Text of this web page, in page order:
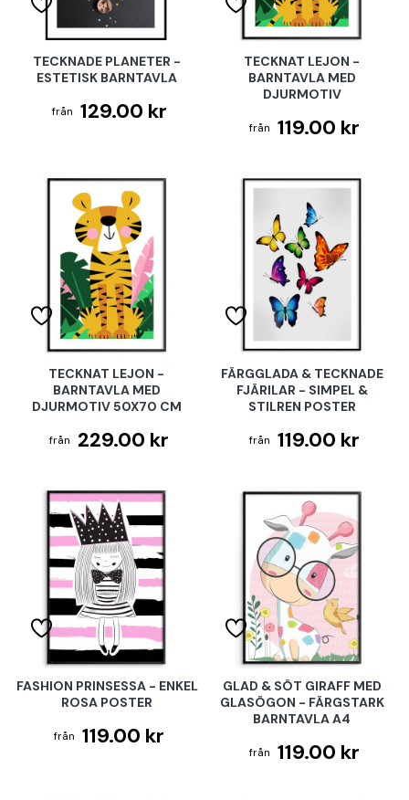
TECKNADE PLANETER -
ESTETISK BARNTAVLA
129.00 kr
TECKNAT LEJON -
BARNTAVLA MED
DJURMOTIV
119.00 kr
TECKNAT LEJON -
BARNTAVLA MED
DJURMOTIV 50X70 CM
229.00 kr
FÄRGGLADA & TECKNADE
FJÄRILAR - SIMPEL &
STILREN POSTER
119.00 kr
FASHION PRINSESSA - ENKEL
ROSA POSTER
119.00 kr
GLAD & SÖT GIRAFF MED
GLASÖGON - FÄRGSTARK
BARNTAVLA A4
119.00 kr